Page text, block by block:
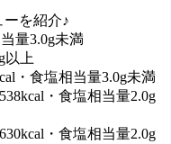
ーを紹介♪
量3.0g未満
以上
・食塩相当量3.0g未満
・食塩相当量2.0g
・食塩相当量2.0g